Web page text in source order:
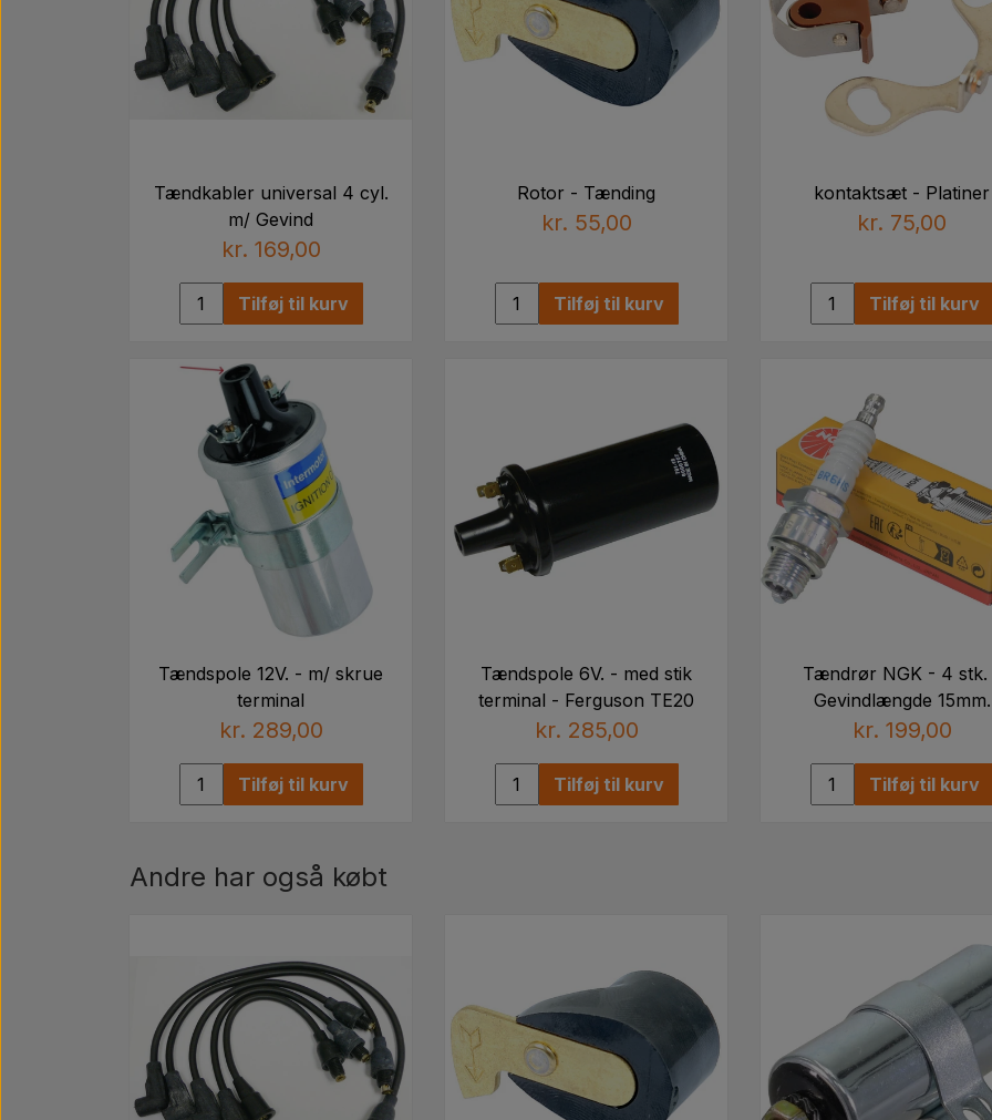
Tændkabler universal 4 cyl.
m/ Gevind
kr. 169,00
Tilføj til kurv
Rotor - Tænding
kr. 55,00
Tilføj til kurv
kontaktsæt - Platiner
kr. 75,00
Tilføj til kurv
Tændspole 12V. - m/ skrue
terminal
kr. 289,00
Tilføj til kurv
Tændspole 6V. - med stik
terminal - Ferguson TE20
kr. 285,00
Tilføj til kurv
Tændrør NGK - 4
Gevindlængde 15mm.
kr. 199,00
Tilføj til kurv
Andre har også købt